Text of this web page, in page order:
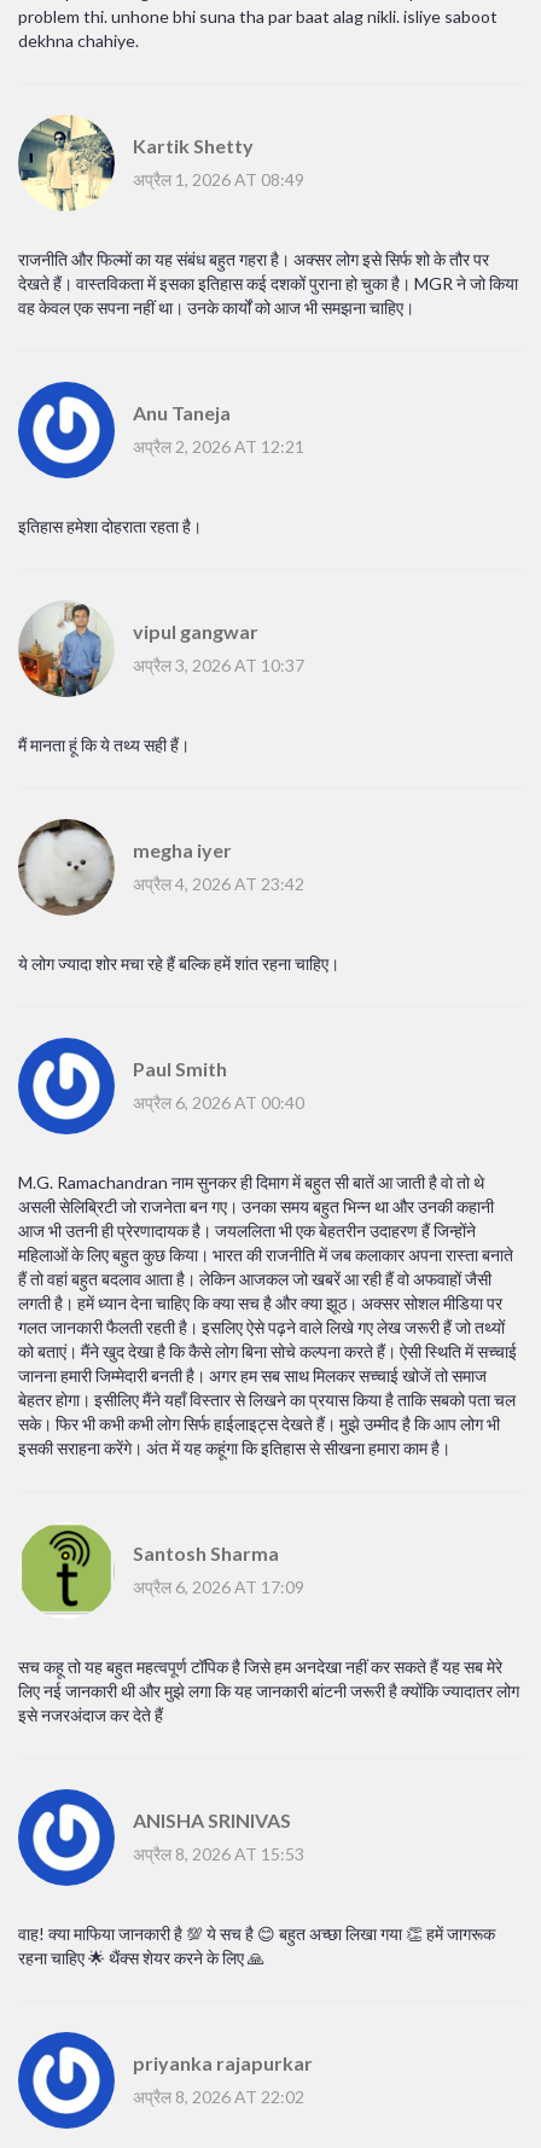
problem thi. unhone bhi suna tha par baat alag nikli. isliye saboot
dekhna chahiye.
Kartik Shetty
अप्रैल 1, 2026 AT 08:49
राजनीति और फिल्मों का यह संबंध बहुत गहरा है। अक्सर लोग इसे सिर्फ शो के तौर पर
देखते हैं। वास्तविकता में इसका इतिहास कई दशकों पुराना हो चुका है। MGR ने जो किया
वह केवल एक सपना नहीं था। उनके कार्यों को आज भी समझना चाहिए।
Anu Taneja
अप्रैल 2, 2026 AT 12:21
इतिहास हमेशा दोहराता रहता है।
vipul gangwar
अप्रैल 3, 2026 AT 10:37
मैं मानता हूं कि ये तथ्य सही हैं।
megha iyer
अप्रैल 4, 2026 AT 23:42
ये लोग ज्यादा शोर मचा रहे हैं बल्कि हमें शांत रहना चाहिए।
Paul Smith
अप्रैल 6, 2026 AT 00:40
M.G. Ramachandran नाम सुनकर ही दिमाग में बहुत सी बातें आ जाती है वो तो थे
असली सेलिब्रिटी जो राजनेता बन गए। उनका समय बहुत भिन्न था और उनकी कहानी
आज भी उतनी ही प्रेरणादायक है। जयललिता भी एक बेहतरीन उदाहरण हैं जिन्होंने
महिलाओं के लिए बहुत कुछ किया। भारत की राजनीति में जब कलाकार अपना रास्ता बनाते
हैं तो वहां बहुत बदलाव आता है। लेकिन आजकल जो खबरें आ रही हैं वो अफवाहों जैसी
लगती है। हमें ध्यान देना चाहिए कि क्या सच है और क्या झूठ। अक्सर सोशल मीडिया पर
गलत जानकारी फैलती रहती है। इसलिए ऐसे पढ़ने वाले लिखे गए लेख जरूरी हैं जो तथ्यों
को बताएं। मैंने खुद देखा है कि कैसे लोग बिना सोचे कल्पना करते हैं। ऐसी स्थिति में सच्चाई
जानना हमारी जिम्मेदारी बनती है। अगर हम सब साथ मिलकर सच्चाई खोजें तो समाज
बेहतर होगा। इसीलिए मैंने यहाँ विस्तार से लिखने का प्रयास किया है ताकि सबको पता चल
सके। फिर भी कभी कभी लोग सिर्फ हाईलाइट्स देखते हैं। मुझे उम्मीद है कि आप लोग भी
इसकी सराहना करेंगे। अंत में यह कहूंगा कि इतिहास से सीखना हमारा काम है।
Santosh Sharma
अप्रैल 6, 2026 AT 17:09
सच कहू तो यह बहुत महत्वपूर्ण टॉपिक है जिसे हम अनदेखा नहीं कर सकते हैं यह सब मेरे
लिए नई जानकारी थी और मुझे लगा कि यह जानकारी बांटनी जरूरी है क्योंकि ज्यादातर लोग
इसे नजरअंदाज कर देते हैं
ANISHA SRINIVAS
अप्रैल 8, 2026 AT 15:53
वाह! क्या माफिया जानकारी है 💯 ये सच है 😊 बहुत अच्छा लिखा गया 👏 हमें जागरूक
रहना चाहिए 🌟 थैंक्स शेयर करने के लिए 🙏
priyanka rajapurkar
अप्रैल 8, 2026 AT 22:02